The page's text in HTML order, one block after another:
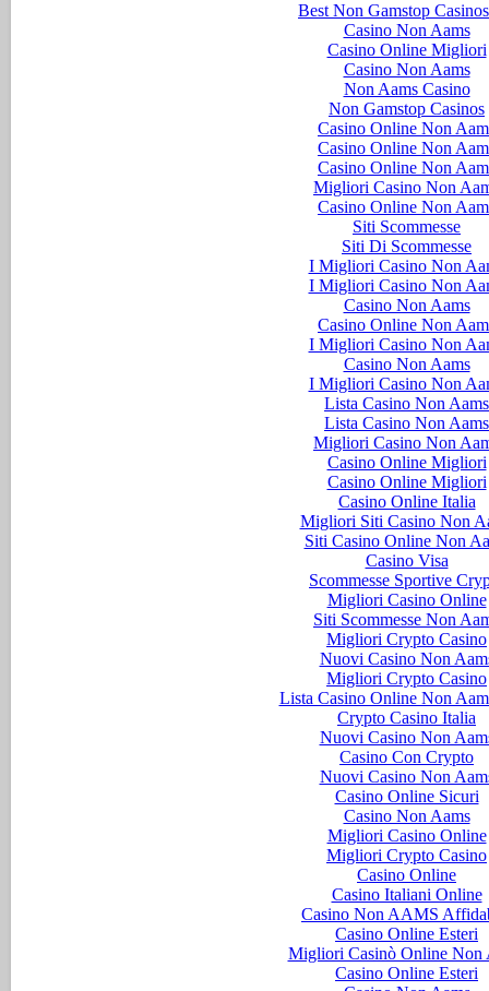
Best Non Gamstop
Casino Non Aams
Casino Online Migliori
Casino Non Aams
Non Aams Casino
Non Gamstop Casinos
Casino Online Non
Casino Online Non
Casino Online Non
Migliori Casino Non
Casino Online Non
Siti Scommesse
Siti Di Scommesse
I Migliori Casino Non
I Migliori Casino Non
Casino Non Aams
Casino Online Non
I Migliori Casino Non
Casino Non Aams
I Migliori Casino Non
Lista Casino Non Aams
Lista Casino Non Aams
Migliori Casino Non
Casino Online Migliori
Casino Online Migliori
Casino Online Italia
Migliori Siti Casino Non
Siti Casino Online Non
Casino Visa
Scommesse Sportive
Migliori Casino Online
Siti Scommesse Non
Migliori Crypto Casino
Nuovi Casino Non
Migliori Crypto Casino
Lista Casino Online Non
Crypto Casino Italia
Nuovi Casino Non
Casino Con Crypto
Nuovi Casino Non
Casino Online Sicuri
Casino Non Aams
Migliori Casino Online
Migliori Crypto Casino
Casino Online
Casino Italiani Online
Casino Non AAMS
Casino Online Esteri
Migliori Casinò Online Non
Casino Online Esteri